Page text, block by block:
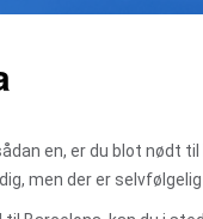
en, er du blot nødt
men der er